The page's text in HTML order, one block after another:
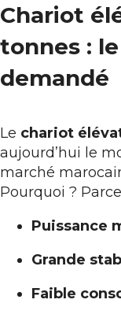
Chariot
tonnes :
demandé
Le chariot
aujourd’hui le
marché
Pourquoi ?
Puissance
Grande
Faible